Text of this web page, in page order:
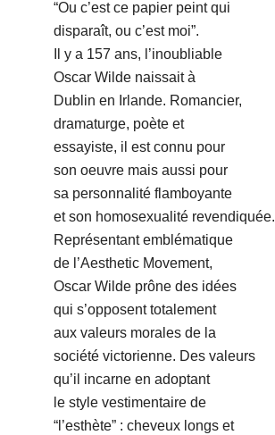
“Ou c’est ce papier peint qui
disparaît, ou c’est moi”.
Il y a 157 ans, l’inoubliable
Oscar Wilde naissait à
Dublin en Irlande. Romancier,
dramaturge, poète et
essayiste, il est connu pour
son oeuvre mais aussi pour
sa personnalité flamboyante
et son homosexualité revendiquée.
Représentant emblématique
de l’Aesthetic Movement,
Oscar Wilde prône des idées
qui s’opposent totalement
aux valeurs morales de la
société victorienne. Des valeurs
qu’il incarne en adoptant
le style vestimentaire de
“l’esthète” : cheveux longs et